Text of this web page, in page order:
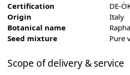
Certification
DE-
Origin
Italy
Botanical name
Seed mixture
Pure
Scope of delivery & service